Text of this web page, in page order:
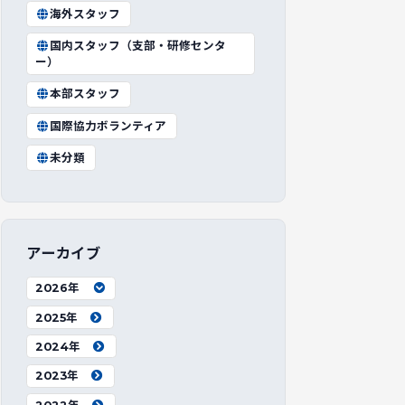
海外スタッフ
国内スタッフ（支部・研修センタ
ー）
本部スタッフ
国際協力ボランティア
未分類
アーカイブ
2026年
2025年
2024年
2023年